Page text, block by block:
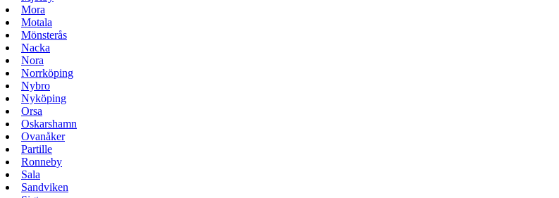
Mora
Motala
Mönsterås
Nacka
Nora
Norrköping
Nybro
Nyköping
Orsa
Oskarshamn
Ovanåker
Partille
Ronneby
Sala
Sandviken